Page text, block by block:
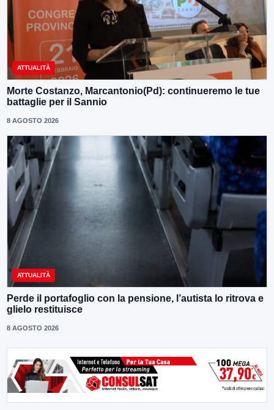
ATTUALITÀ
Morte Costanzo, Marcantonio(Pd): continueremo le tue
battaglie per il Sannio
8 AGOSTO 2026
ATTUALITÀ
Perde il portafoglio con la pensione, l’autista lo ritrova e
glielo restituisce
8 AGOSTO 2026